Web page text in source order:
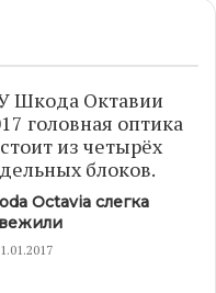
Octavia слегка